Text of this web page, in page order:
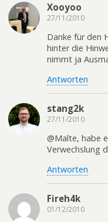
Xooyoo
27/11/2010
Danke für den
hinter die
nimmt ja
Antworten
stang2k
27/11/2010
@Malte, habe
Verwechslung
Antworten
Fireh4k
01/12/2010